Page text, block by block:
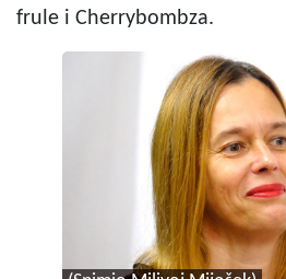
frule i Cherrybombza.